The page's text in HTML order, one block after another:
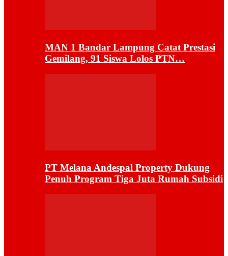
MAN 1 Bandar Lampung Catat Prestasi
Gemilang, 91 Siswa Lolos PTN…
PT Melana Andespal Property Dukung
Penuh Program Tiga Juta Rumah Subsidi